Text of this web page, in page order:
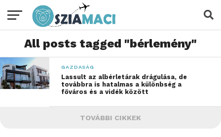
All posts tagged "bérlemény"
GAZDASÁG
Lassult az albérletárak drágulása, de
továbbra is hatalmas a különbség a
főváros és a vidék között
TOVÁBBI CIKKEK